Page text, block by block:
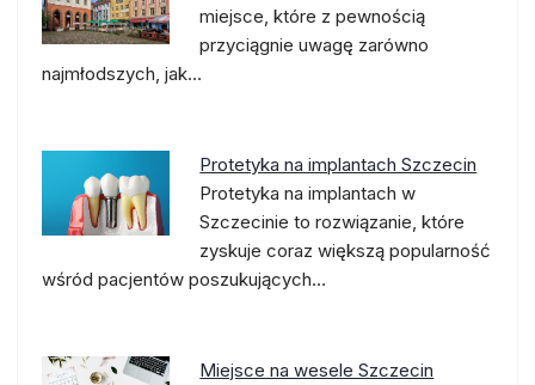
miejsce, które z pewnością
przyciągnie uwagę zarówno
najmłodszych, jak…
Protetyka na implantach Szczecin
Protetyka na implantach w
Szczecinie to rozwiązanie, które
zyskuje coraz większą popularność
wśród pacjentów poszukujących…
Miejsce na wesele Szczecin